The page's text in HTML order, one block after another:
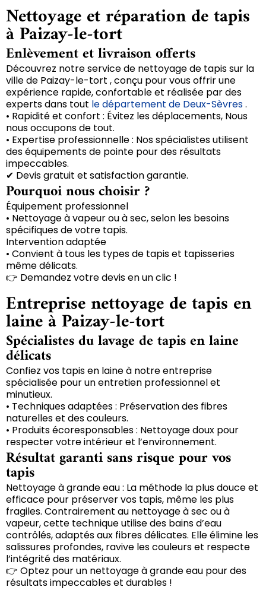
Nettoyage et réparation de tapis
à Paizay-le-tort
Enlèvement et livraison offerts
Découvrez notre service de nettoyage de tapis sur la
ville de Paizay-le-tort , conçu pour vous offrir une
expérience rapide, confortable et réalisée par des
experts dans tout le département de Deux-Sèvres.
• Rapidité et confort : Évitez les déplacements, Nous
nous occupons de tout.
• Expertise professionnelle : Nos spécialistes utilisent
des équipements de pointe pour des résultats
impeccables.
✔ Devis gratuit et satisfaction garantie.
Pourquoi nous choisir ?
Équipement professionnel
• Nettoyage à vapeur ou à sec, selon les besoins
spécifiques de votre tapis.
Intervention adaptée
• Convient à tous les types de tapis et tapisseries
même délicats.
👉 Demandez votre devis en un clic !
Entreprise nettoyage de tapis en
laine à Paizay-le-tort
Spécialistes du lavage de tapis en laine
délicats
Confiez vos tapis en laine à notre entreprise
spécialisée pour un entretien professionnel et
minutieux.
• Techniques adaptées : Préservation des fibres
naturelles et des couleurs.
• Produits écoresponsables : Nettoyage doux pour
respecter votre intérieur et l’environnement.
Résultat garanti sans risque pour vos
tapis
Nettoyage à grande eau : La méthode la plus douce et
efficace pour préserver vos tapis, même les plus
fragiles. Contrairement au nettoyage à sec ou à
vapeur, cette technique utilise des bains d’eau
contrôlés, adaptés aux fibres délicates. Elle élimine les
salissures profondes, ravive les couleurs et respecte
l’intégrité des matériaux.
👉 Optez pour un nettoyage à grande eau pour des
résultats impeccables et durables !